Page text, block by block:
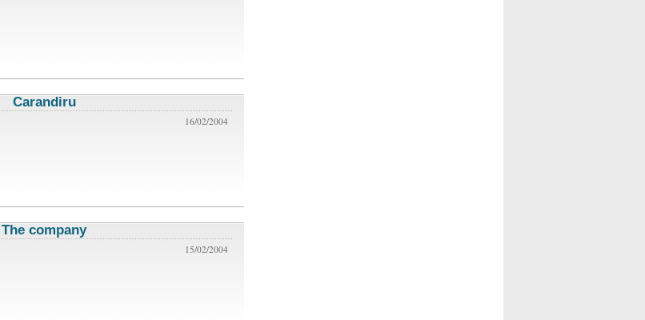
Carandiru
16/02/2004
The company
15/02/2004